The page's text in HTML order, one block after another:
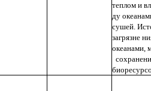
теплом и
ду
сушей.
загрязне
океанами,